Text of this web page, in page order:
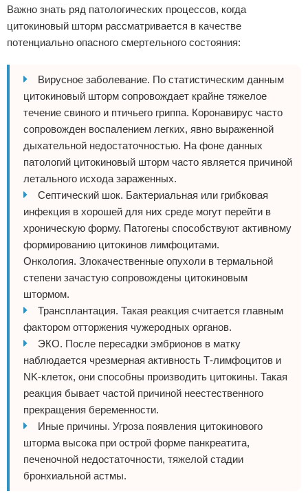
Важно знать ряд патологических процессов, когда
цитокиновый шторм рассматривается в качестве
потенциально опасного смертельного состояния:
Вирусное заболевание. По статистическим данным
цитокиновый шторм сопровождает крайне тяжелое
течение свиного и птичьего гриппа. Коронавирус часто
сопровожден воспалением легких, явно выраженной
дыхательной недостаточностью. На фоне данных
патологий цитокиновый шторм часто является причиной
летального исхода зараженных.
Септический шок. Бактериальная или грибковая
инфекция в хорошей для них среде могут перейти в
хроническую форму. Патогены способствуют активному
формированию цитокинов лимфоцитами.
Онкология. Злокачественные опухоли в термальной
степени зачастую сопровождены цитокиновым
штормом.
Трансплантация. Такая реакция считается главным
фактором отторжения чужеродных органов.
ЭКО. После пересадки эмбрионов в матку
наблюдается чрезмерная активность Т-лимфоцитов и
NK-клеток, они способны производить цитокины. Такая
реакция бывает частой причиной неестественного
прекращения беременности.
Иные причины. Угроза появления цитокинового
шторма высока при острой форме панкреатита,
печеночной недостаточности, тяжелой стадии
бронхиальной астмы.